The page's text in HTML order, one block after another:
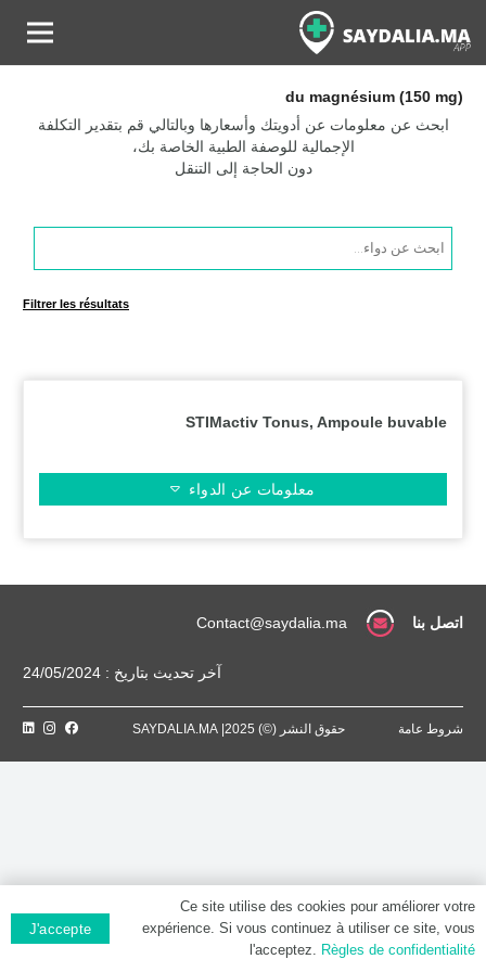
du magnésium (150 mg)
ابحث عن معلومات عن أدويتك وأسعارها وبالتالي قم بتقدير التكلفة
الإجمالية للوصفة الطبية الخاصة بك،
دون الحاجة إلى التنقل
Products
search
Filtrer les résultats
STIMactiv Tonus, Ampoule buvable
معلومات عن الدواء
اتصل بنا Contact@saydalia.ma
آخر تحديث بتاريخ : 24/05/2024
شروط عامة حقوق النشر (©) 2025| SAYDALIA.MA
Ce site utilise des cookies pour améliorer votre
expérience. Si vous continuez à utiliser ce site, vous
l'acceptez. Règles de confidentialité
J'accepte